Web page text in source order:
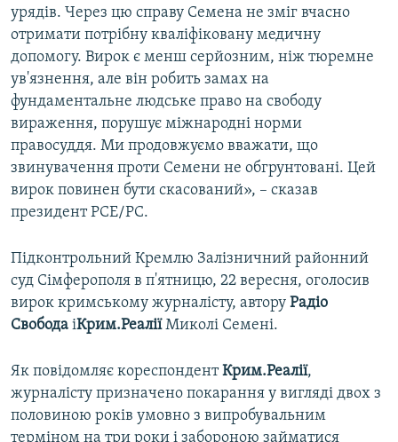
урядів. Через цю справу Семена не зміг вчасно
отримати потрібну кваліфіковану медичну
допомогу. Вирок є менш серйозним, ніж тюремне
ув'язнення, але він робить замах на
фундаментальне людське право на свободу
вираження, порушує міжнародні норми
правосуддя. Ми продовжуємо вважати, що
звинувачення проти Семени не обгрунтовані. Цей
вирок повинен бути скасований», – сказав
президент РСЕ/РС.
Підконтрольний Кремлю Залізничний районний
суд Сімферополя в п'ятницю, 22 вересня, оголосив
вирок кримському журналісту, автору Радіо
Свобода іКрим.РеаліїМиколі Семені.
Як повідомляє кореспондентКрим.Реалії,
журналісту призначено покарання у вигляді двох з
половиною років умовно з випробувальним
терміном на три роки і забороною займатися